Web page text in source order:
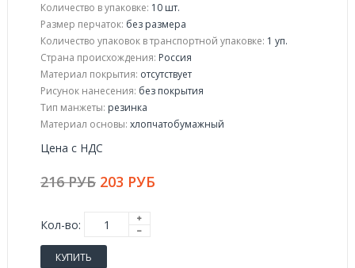
Количество в упаковке: 10 шт.
Размер перчаток: без размера
Количество упаковок в транспортной упаковке: 1 уп.
Страна происхождения: Россия
Материал покрытия: отсутствует
Рисунок нанесения: без покрытия
Тип манжеты: резинка
Материал основы: хлопчатобумажный
Цена с НДС
216 РУБ 203 РУБ
Кол-во:
КУПИТЬ